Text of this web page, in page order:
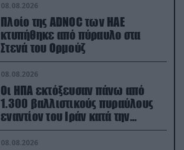
08.08.2026
Πλοίο της ADNOC των ΗΑΕ
κτυπήθηκε από πύραυλο στα
Στενά του Ορμούζ
08.08.2026
Οι ΗΠΑ εκτόξευσαν πάνω από
1.300 βαλλιστικούς πυραύλους
εναντίον του Ιράν κατά την
διάρκεια του πολέμου
08.08.2026